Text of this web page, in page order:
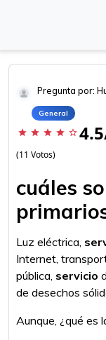
Pregunta por:
General
star star star star star_border
(11 Votos)
cuáles
Luz eléctrica,
Internet,
pública, servicio
de desechos
Aunque, ¿qué es